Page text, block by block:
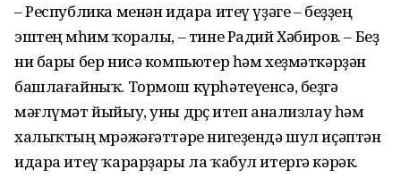
– Республика менән идара итеү үҙәге – беҙҙең
эштең мөһим ҡоралы, – тине Радий Хәбиров. – Беҙ
ни бары бер нисә компьютер һәм хеҙмәткәрҙән
башлағайныҡ. Тормош күрһәтеүенсә, беҙгә
мәғлүмәт йыйыу, уны дөрөҫ итеп анализлау һәм
халыҡтың мөрәжәғәттәре нигеҙендә шул иҫәптән
идара итеү ҡарарҙары ла ҡабул итергә кәрәк.